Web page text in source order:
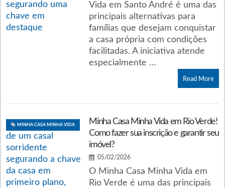
Vida em Santo André é uma das
principais alternativas para
famílias que desejam conquistar
a casa própria com condições
facilitadas. A iniciativa atende
especialmente …
Read More
MINHA CASA MINHA VIDA
Minha Casa Minha Vida em Rio Verde!
Como fazer sua inscrição e garantir seu
imóvel?
05/02/2026
O Minha Casa Minha Vida em
Rio Verde é uma das principais